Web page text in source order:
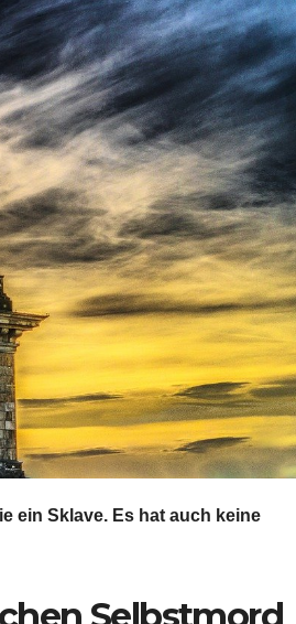
ein Sklave. Es hat auch keine